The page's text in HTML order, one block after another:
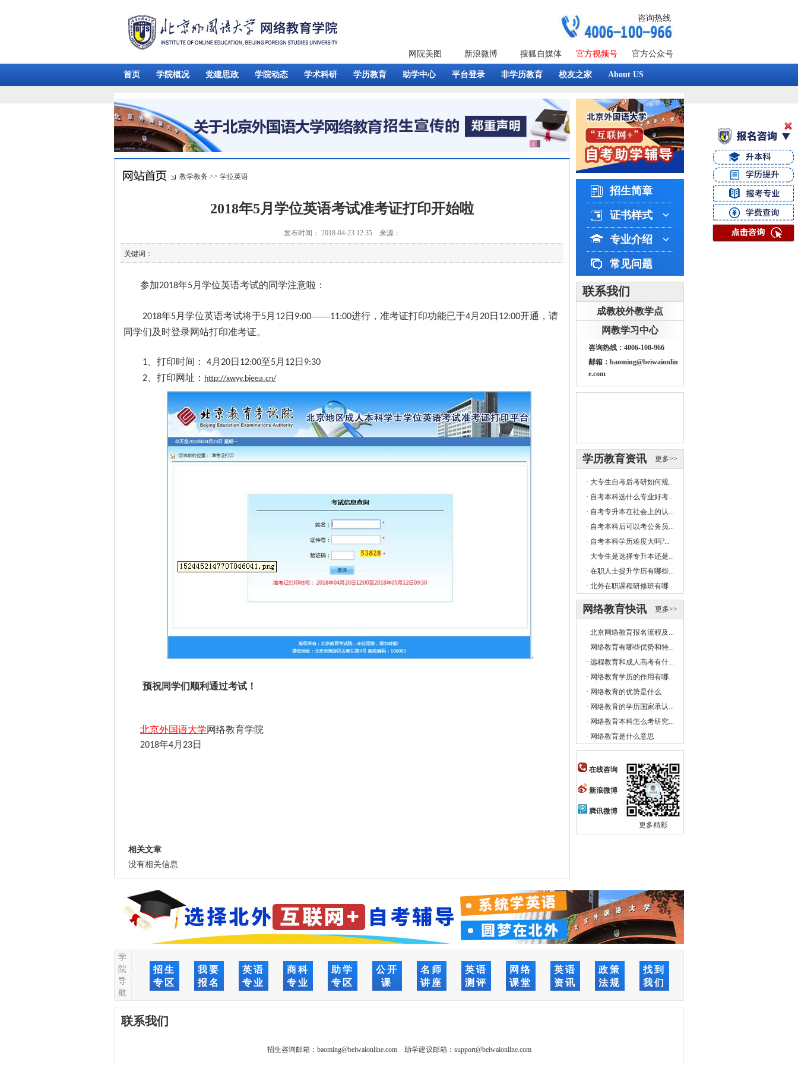
咨询热线
网院美图 新浪微博 搜狐自媒体 官方视频号 官方公众号
首页 学院概况 党建思政 学院动态 学术科研 学历教育 助学中心 平台登录 非学历教育 校友之家 About US
教学教务 >> 学位英语
2018年5月学位英语考试准考证打印开始啦
发布时间： 2018-04-23 12:35 来源：
关键词：
参加2018年5月学位英语考试的同学注意啦：
2018年5月学位英语考试将于5月 12日 9:00——11:00进行，准考证打印功能已于4月 20日 12:00开通，请
同学们及时登录网站打印准考证。
1 、打印时间： 4月 20日 12:00至5月 12日 9:30
2 、打印网址： http://xwyy.bjeea.cn/
预祝同学们顺利通过考试！
北京外国语大学网络教育学院
2018年4月23日
相关文章
没有相关信息
招生简章
证书样式
专业介绍
常见问题
联系我们
成教校外教学点
网教学习中心
咨询热线：4006-100-966
邮箱：baoming@beiwaionlin
e.com
更多>>
学历教育资讯
· 大专生自考后考研如何规...
· 自考本科选什么专业好考...
· 自考专升本在社会上的认...
· 自考本科后可以考公务员...
· 自考本科学历难度大吗?...
· 大专生是选择专升本还是...
· 在职人士提升学历有哪些...
· 北外在职课程研修班有哪...
更多>>
网络教育快讯
· 北京网络教育报名流程及...
· 网络教育有哪些优势和特...
· 远程教育和成人高考有什...
· 网络教育学历的作用有哪...
· 网络教育的优势是什么
· 网络教育的学历国家承认...
· 网络教育本科怎么考研究...
· 网络教育是什么意思
在线咨询
新浪微博
腾讯微博
更多精彩
学
院
导
航
招生
专区
我要
报名
英语
专业
商科
专业
助学
专区
公开
课
名师
讲座
英语
测评
网络
课堂
英语
资讯
政策
法规
找到
我们
联系我们
招生咨询邮箱： baoming@beiwaionline.com助学建议邮箱： support@beiwaionline.com